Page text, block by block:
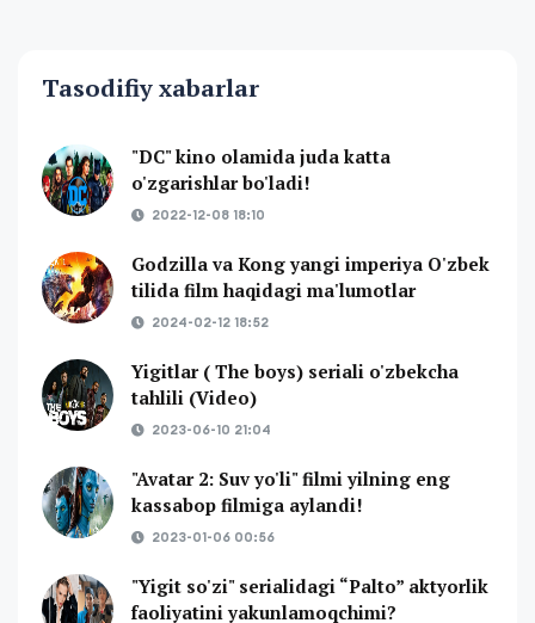
Tasodifiy xabarlar
"DC" kino olamida juda katta
o'zgarishlar bo'ladi!
2022-12-08 18:10
Godzilla va Kong yangi imperiya O'zbek
tilida film haqidagi ma'lumotlar
2024-02-12 18:52
Yigitlar ( The boys) seriali o'zbekcha
tahlili (Video)
2023-06-10 21:04
"Avatar 2: Suv yo'li" filmi yilning eng
kassabop filmiga aylandi!
2023-01-06 00:56
"Yigit so'zi" serialidagi “Palto” aktyorlik
faoliyatini yakunlamoqchimi?